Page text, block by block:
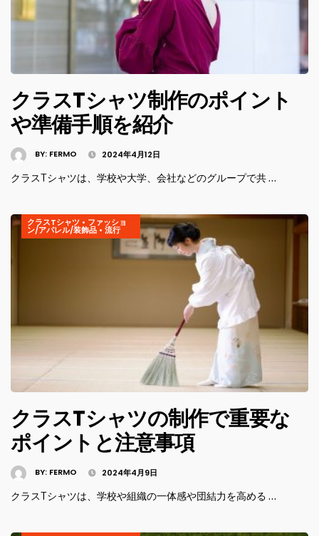
クラスTシャツ制作のポイント
や準備手順を紹介
BY: FERMO 2024年4月12日
クラスTシャツは、学校や大学、会社などのグループで共 …
クラスTシャツ • ファッショ
ン/アパレル/装飾品 • 流行
クラスTシャツの制作で重要な
ポイントと注意事項
BY: FERMO 2024年4月9日
クラスTシャツは、学校や組織の一体感や団結力を高める …